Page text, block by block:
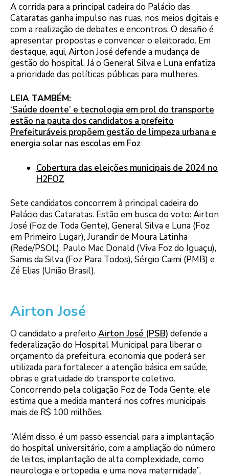
A corrida para a principal cadeira do Palácio das
Cataratas ganha impulso nas ruas, nos meios digitais e
com a realização de debates e encontros. O desafio é
apresentar propostas e convencer o eleitorado. Em
destaque, aqui, Airton José defende a mudança de
gestão do hospital. Já o General Silva e Luna enfatiza
a prioridade das políticas públicas para mulheres.
LEIA TAMBÉM:
‘Saúde doente’ e tecnologia em prol do transporte
estão na pauta dos candidatos a prefeito
Prefeituráveis propõem gestão de limpeza urbana e
energia solar nas escolas em Foz
Cobertura das eleições municipais de 2024 no
H2FOZ
Sete candidatos concorrem à principal cadeira do
Palácio das Cataratas. Estão em busca do voto: Airton
José (Foz de Toda Gente), General Silva e Luna (Foz
em Primeiro Lugar), Jurandir de Moura Latinha
(Rede/PSOL), Paulo Mac Donald (Viva Foz do Iguaçu),
Samis da Silva (Foz Para Todos), Sérgio Caimi (PMB) e
Zé Elias (União Brasil).
Airton José
O candidato a prefeito Airton José (PSB) defende a
federalização do Hospital Municipal para liberar o
orçamento da prefeitura, economia que poderá ser
utilizada para fortalecer a atenção básica em saúde,
obras e gratuidade do transporte coletivo.
Concorrendo pela coligação Foz de Toda Gente, ele
estima que a medida manterá nos cofres municipais
mais de R$ 100 milhões.
“Além disso, é um passo essencial para a implantação
do hospital universitário, com a ampliação do número
de leitos, implantação de alta complexidade, como
neurologia e ortopedia, e uma nova maternidade”,